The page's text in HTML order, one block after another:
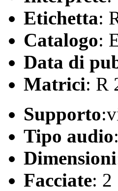
Etichetta:
Catalogo:
Data di
Matrici: R
Supporto
Tipo audio
Dimensioni
Facciate: 2